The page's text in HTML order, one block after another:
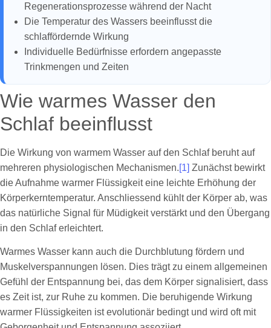
Regenerationsprozesse während der Nacht
Die Temperatur des Wassers beeinflusst die
schlaffördernde Wirkung
Individuelle Bedürfnisse erfordern angepasste
Trinkmengen und Zeiten
Wie warmes Wasser den
Schlaf beeinflusst
Die Wirkung von warmem Wasser auf den Schlaf beruht auf
mehreren physiologischen Mechanismen.[1] Zunächst bewirkt
die Aufnahme warmer Flüssigkeit eine leichte Erhöhung der
Körperkerntemperatur. Anschliessend kühlt der Körper ab, was
das natürliche Signal für Müdigkeit verstärkt und den Übergang
in den Schlaf erleichtert.
Warmes Wasser kann auch die Durchblutung fördern und
Muskelverspannungen lösen. Dies trägt zu einem allgemeinen
Gefühl der Entspannung bei, das dem Körper signalisiert, dass
es Zeit ist, zur Ruhe zu kommen. Die beruhigende Wirkung
warmer Flüssigkeiten ist evolutionär bedingt und wird oft mit